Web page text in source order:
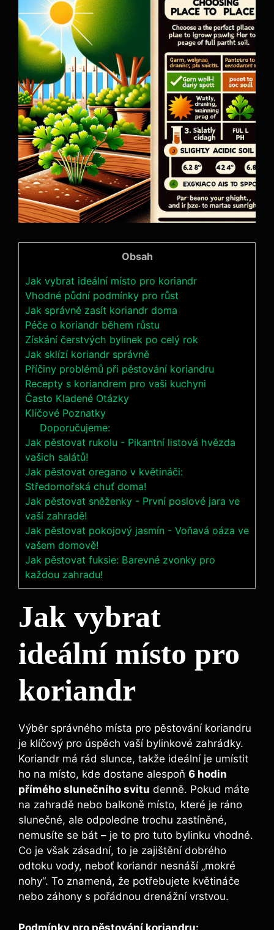
Obsah
Jak vybrat ideální místo pro koriandr
Vhodné půdní podmínky pro růst
Jak správně zasít koriandr doma
Péče o koriandr během růstu
Získání čerstvých bylinek po celý rok
Jak sklízí koriandr správně
Příčiny problémů při pěstování koriandru
Recepty s koriandrem pro vaši kuchyni
Často Kladené Otázky
Klíčové Poznatky
Doporučujeme:
Jak pěstovat rukolu - Pikantní listová hvězda
vašich salátů!
Jak pěstovat oregano v květináči:
Středomořská chuť doma!
Jak pěstovat sněženky - První poslové jara ve
vaší zahradě!
Jak pěstovat pokojový jasmín - Voňavá oáza ve
vašem domově!
Jak pěstovat fuksie: Barevné zvonky pro
každou zahradu!
Jak vybrat
ideální místo pro
koriandr
Výběr správného místa pro pěstování koriandru
je klíčový pro úspěch vaší bylinkové zahrádky.
Koriandr má rád slunce, takže ideální je umístit
ho na místo, kde dostane alespoň 6 hodin
přímého slunečního svitu denně. Pokud máte
na zahradě nebo balkoně místo, které je ráno
slunečné, ale odpoledne trochu zastíněné,
nemusíte se bát – je to pro tuto bylinku vhodné.
Co je však zásadní, to je zajištění dobrého
odtoku vody, neboť koriandr nesnáší „mokré
nohy“. To znamená, že potřebujete květináče
nebo záhony s pořádnou drenážní vrstvou.
Podmínky pro pěstování koriandru: